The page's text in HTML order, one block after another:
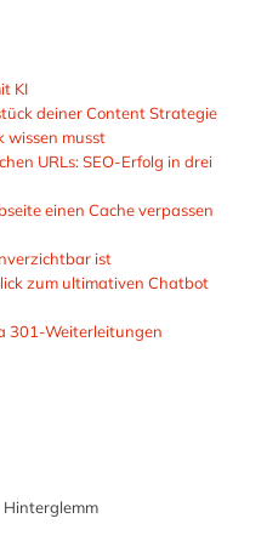
KI
deiner Content Strategie
wissen musst
URLs: SEO-Erfolg in drei
einen Cache verpassen
ist
zum ultimativen Chatbot
301-Weiterleitungen
Hinterglemm